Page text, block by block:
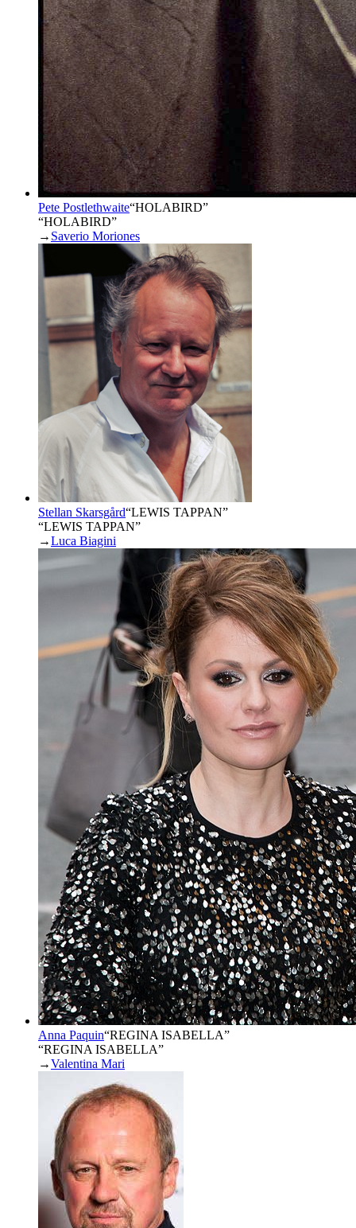
Pete Postlethwaite“HOLABIRD”
“HOLABIRD”
→ Saverio Moriones
Stellan Skarsgård“LEWIS TAPPAN”
“LEWIS TAPPAN”
→Luca Biagini
Anna Paquin“REGINA ISABELLA”
“REGINA ISABELLA”
→Valentina Mari